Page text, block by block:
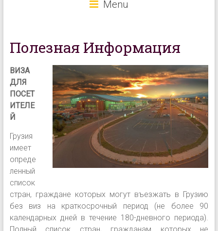
Menu
Полезная Информация
ВИЗА
ДЛЯ
ПОСЕТ
ИТЕЛЕ
Й
Грузия
имеет
опреде
ленный
список
стран, граждане которых могут въезжать в Грузию
без виз на краткосрочный период (не более 90
календарных дней в течение 180-дневного периода).